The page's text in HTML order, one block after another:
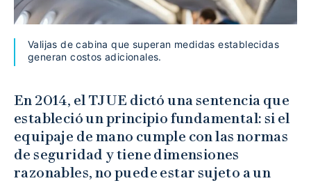
Valijas de cabina que superan medidas establecidas
generan costos adicionales.
En 2014, el TJUE dictó una sentencia que
estableció un principio fundamental: si el
equipaje de mano cumple con las normas
de seguridad y tiene dimensiones
razonables, no puede estar sujeto a un